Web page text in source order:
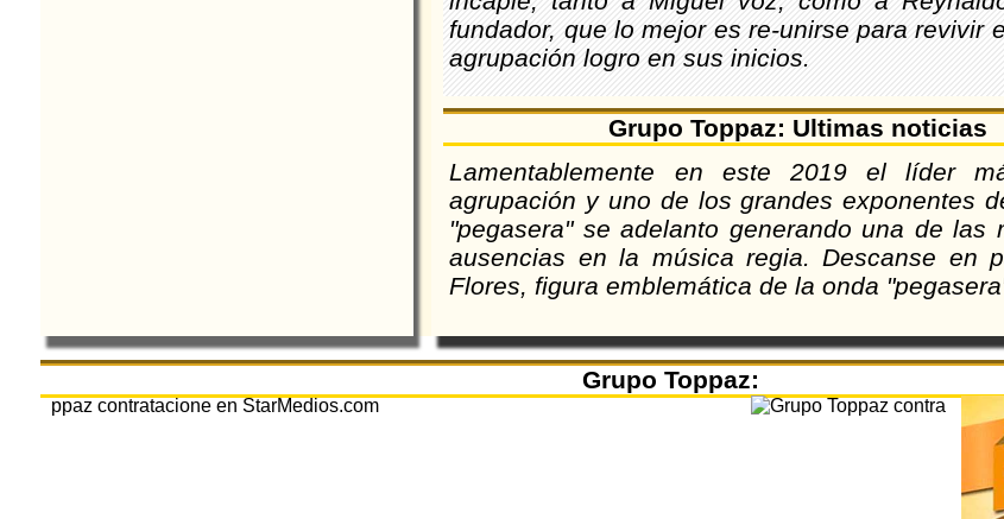
fundador, que lo mejor es re-unirse para revivir
agrupación logro en sus inicios.
Grupo Toppaz: Ultimas noticias
Lamentablemente en este 2019 el líder
agrupación y uno de los grandes exponentes
"pegasera" se adelanto generando una de las
ausencias en la música regia. Descanse en
Flores, figura emblemática de la onda
Grupo Toppaz: